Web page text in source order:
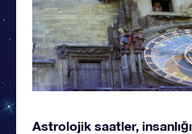
Astrolojik saatler,